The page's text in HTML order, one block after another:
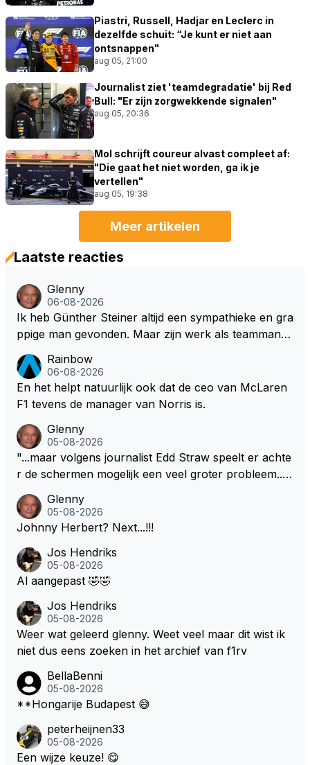
Piastri, Russell, Hadjar en Leclerc in
dezelfde schuit: “Je kunt er niet aan
ontsnappen"
aug 05, 21:00
Journalist ziet 'teamdegradatie' bij Red
Bull: "Er zijn zorgwekkende signalen"
aug 05, 20:36
Mol schrijft coureur alvast compleet af:
"Die gaat het niet worden, ga ik je
vertellen"
aug 05, 19:38
Meer artikelen
Laatste reacties
Glenny
06-08-2026
Ik heb Günther Steiner altijd een sympathieke en gra
ppige man gevonden. Maar zijn werk als teammanag
oit veel indruk gemaakt. Voor mij persoonlijk lijkt hij d
ezelfde weg te bewandelen als analist. En dat is niet
vanwege zijn persoonlijke Top-3. Hij blijft sympathie
presentator bij RTL Duitsland, een televisiezender di
e de Formule 1 uitzendt in Duitsland..., mwah!
Rainbow
06-08-2026
En het helpt natuurlijk ook dat de ceo van McLaren
F1 tevens de manager van Norris is.
Glenny
05-08-2026
"...maar volgens journalist Edd Straw speelt er achte
r de schermen mogelijk een veel groter probleem..."
Glenny
05-08-2026
Johnny Herbert? Next...!!!
Jos Hendriks
05-08-2026
Al aangepast 🤣🤣
Jos Hendriks
05-08-2026
Weer wat geleerd glenny. Weet veel maar dit wist ik
niet dus eens zoeken in het archief van f1rv
BellaBenni
05-08-2026
**Hongarije Budapest 😅
peterheijnen33
05-08-2026
Een wijze keuze! 😋